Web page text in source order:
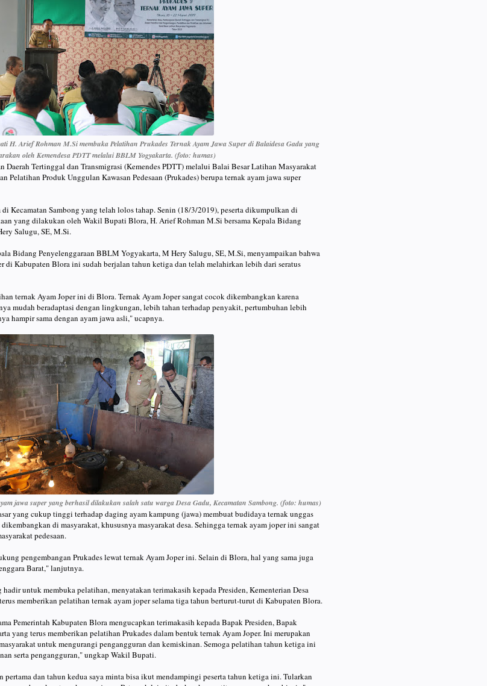
H. Arief Rohman M.Si membuka Pelatihan Prukades Ternak Ayam Jawa Super di Balaidesa Gadu yang
oleh Kemendesa PDTT melalui BBLM Yogyakarta. (foto: humas)
Daerah Tertinggal dan Transmigrasi (Kemendes PDTT) melalui Balai Besar Latihan Masyarakat
Pelatihan Produk Unggulan Kawasan Pedesaan (Prukades) berupa ternak ayam jawa super
di Kecamatan Sambong yang telah lolos tahap. Senin (18/3/2019), peserta dikumpulkan di
yang dilakukan oleh Wakil Bupati Blora, H. Arief Rohman M.Si bersama Kepala Bidang
Salugu, SE, M.Si.
Bidang Penyelenggaraan BBLM Yogyakarta, M Hery Salugu, SE, M.Si, menyampaikan bahwa
di Kabupaten Blora ini sudah berjalan tahun ketiga dan telah melahirkan lebih dari seratus
ternak Ayam Joper ini di Blora. Ternak Ayam Joper sangat cocok dikembangkan karena
mudah beradaptasi dengan lingkungan, lebih tahan terhadap penyakit, pertumbuhan lebih
hampir sama dengan ayam jawa asli," ucapnya.
jawa super yang berhasil dilakukan salah satu warga Desa Gadu, Kecamatan Sambong. (foto: humas)
yang cukup tinggi terhadap daging ayam kampung (jawa) membuat budidaya ternak unggas
di masyarakat, khususnya masyarakat desa. Sehingga ternak ayam joper ini sangat
pedesaan.
pengembangan Prukades lewat ternak Ayam Joper ini. Selain di Blora, hal yang sama juga
Barat," lanjutnya.
untuk membuka pelatihan, menyatakan terimakasih kepada Presiden, Kementerian Desa
memberikan pelatihan ternak ayam joper selama tiga tahun berturut-turut di Kabupaten Blora.
Pemerintah Kabupaten Blora mengucapkan terimakasih kepada Bapak Presiden, Bapak
yang terus memberikan pelatihan Prukades dalam bentuk ternak Ayam Joper. Ini merupakan
untuk mengurangi pengangguran dan kemiskinan. Semoga pelatihan tahun ketiga ini
serta pengangguran," ungkap Wakil Bupati.
pertama dan tahun kedua saya minta bisa ikut mendampingi peserta tahun ketiga ini. Tularkan